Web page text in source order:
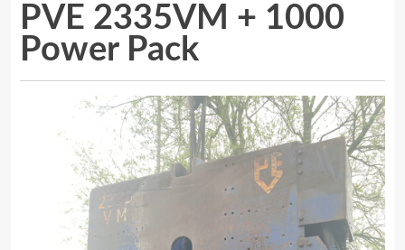
PVE 2335VM + 1000
Power Pack